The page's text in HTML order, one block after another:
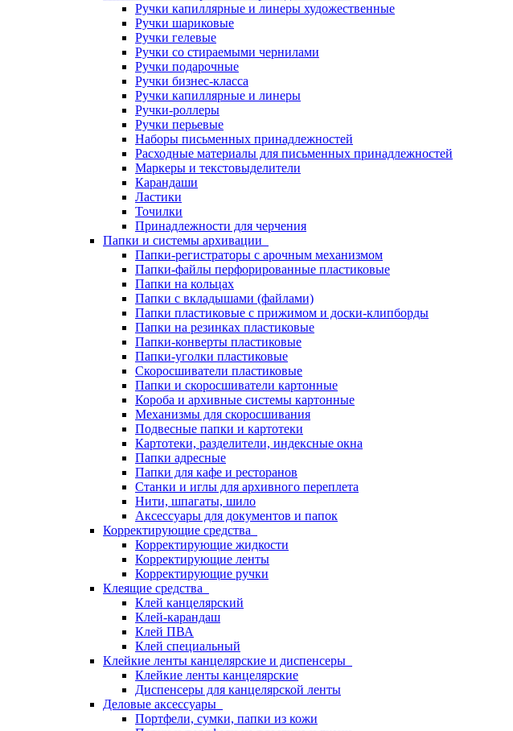
Ручки капиллярные и линеры художественные
Ручки шариковые
Ручки гелевые
Ручки со стираемыми чернилами
Ручки подарочные
Ручки бизнес-класса
Ручки капиллярные и линеры
Ручки-роллеры
Ручки перьевые
Наборы письменных принадлежностей
Расходные материалы для письменных принадлежностей
Маркеры и текстовыделители
Карандаши
Ластики
Точилки
Принадлежности для черчения
Папки и системы архивации
Папки-регистраторы с арочным механизмом
Папки-файлы перфорированные пластиковые
Папки на кольцах
Папки с вкладышами (файлами)
Папки пластиковые с прижимом и доски-клипборды
Папки на резинках пластиковые
Папки-конверты пластиковые
Папки-уголки пластиковые
Скоросшиватели пластиковые
Папки и скоросшиватели картонные
Короба и архивные системы картонные
Механизмы для скоросшивания
Подвесные папки и картотеки
Картотеки, разделители, индексные окна
Папки адресные
Папки для кафе и ресторанов
Станки и иглы для архивного переплета
Нити, шпагаты, шило
Аксессуары для документов и папок
Корректирующие средства
Корректирующие жидкости
Корректирующие ленты
Корректирующие ручки
Клеящие средства
Клей канцелярский
Клей-карандаш
Клей ПВА
Клей специальный
Клейкие ленты канцелярские и диспенсеры
Клейкие ленты канцелярские
Диспенсеры для канцелярской ленты
Деловые аксессуары
Портфели, сумки, папки из кожи